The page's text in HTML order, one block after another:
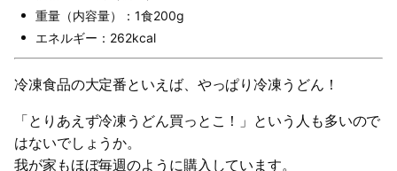
重量（内容量）：1食200g
エネルギー：262kcal
冷凍食品の大定番といえば、やっぱり冷凍うどん！
「とりあえず冷凍うどん買っとこ！」という人も多いので
はないでしょうか。
我が家もほぼ毎週のように購入しています。